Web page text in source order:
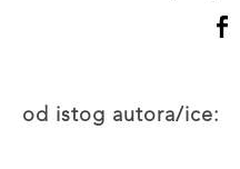
od istog autora/ice: